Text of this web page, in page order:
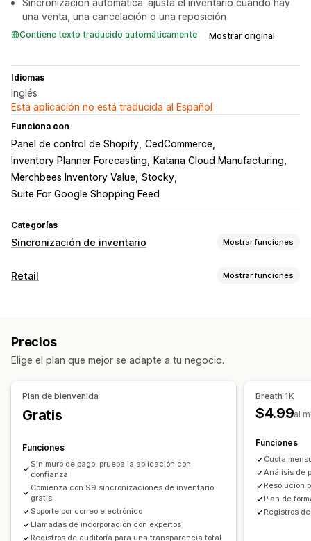
Sincronización automática: ajusta el inventario cuando hay
una venta, una cancelación o una reposición
Contiene texto traducido automáticamente Mostrar original
Idiomas
Inglés
Esta aplicación no está traducida al Español
Funciona con
Panel de control de Shopify CedCommerce
Inventory Planner Forecasting
Katana Cloud Manufacturing
Merchbees Inventory Value Stocky
Suite For Google Shopping Feed
Categorías
Sincronización de inventario Mostrar funciones
Tipos de sincronización
Métricas de rendimiento
Retail Mostrar funciones
Permisos para el personal
Precios
Elige el plan que mejor se adapte a tu negocio.
Plan de bienvenida
Gratis
Funciones
Sin muro de pago, prueba la aplicación con
confianza
Comienza con 99 sincronizaciones de inventario
gratis
Soporte por correo electrónico
Llamadas de incorporación con expertos
Registros de auditoría para una transparencia total
Breath 1K
$4.99al
Funciones
Cuota
Análisis de
Resolución
Plan de
Registros